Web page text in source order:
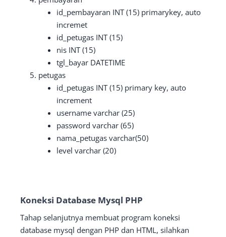
id_pembayaran INT (15) primarykey, auto
incremet
id_petugas INT (15)
nis INT (15)
tgl_bayar DATETIME
petugas
id_petugas INT (15) primary key, auto
increment
username varchar (25)
password varchar (65)
nama_petugas varchar(50)
level varchar (20)
Koneksi Database Mysql PHP
Tahap selanjutnya membuat program koneksi
database mysql dengan PHP dan HTML, silahkan